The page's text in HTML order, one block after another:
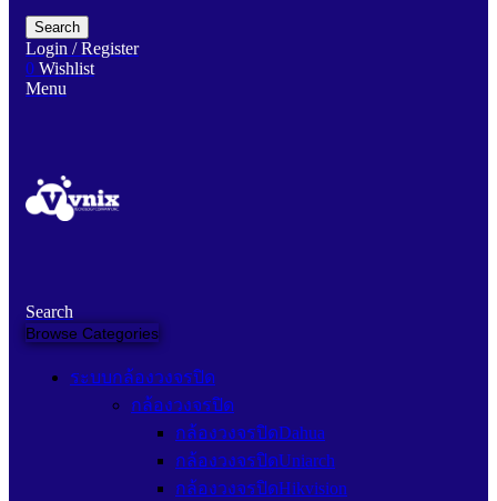
Search
Login / Register
0 Wishlist
Menu
Search
Browse Categories
ระบบกล้องวงจรปิด
กล้องวงจรปิด
กล้องวงจรปิดDahua
กล้องวงจรปิดUniarch
กล้องวงจรปิดHikvision